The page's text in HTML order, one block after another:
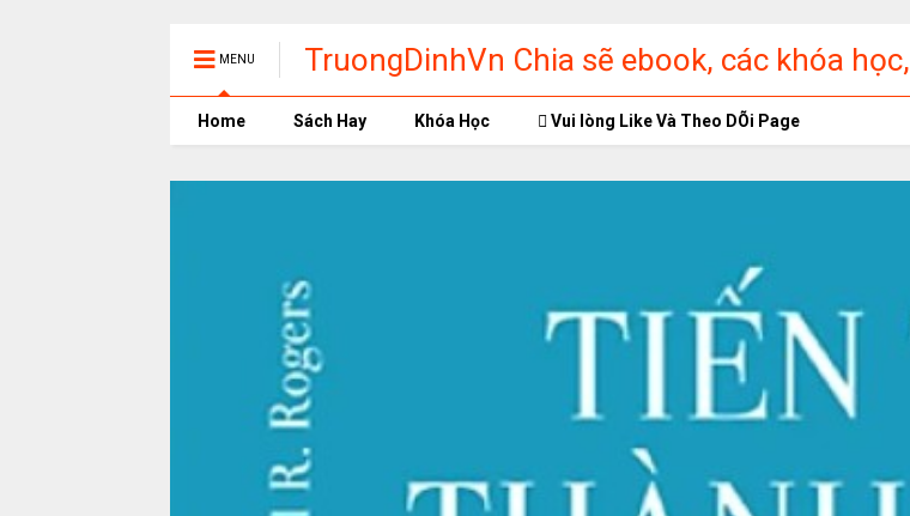
MENU
TruongDinhVn Chia sẽ ebook, các khóa học,
phần mềm học tập miễn phí
Home Sách Hay Khóa Học Vui lòng Like Và Theo DÕi Page